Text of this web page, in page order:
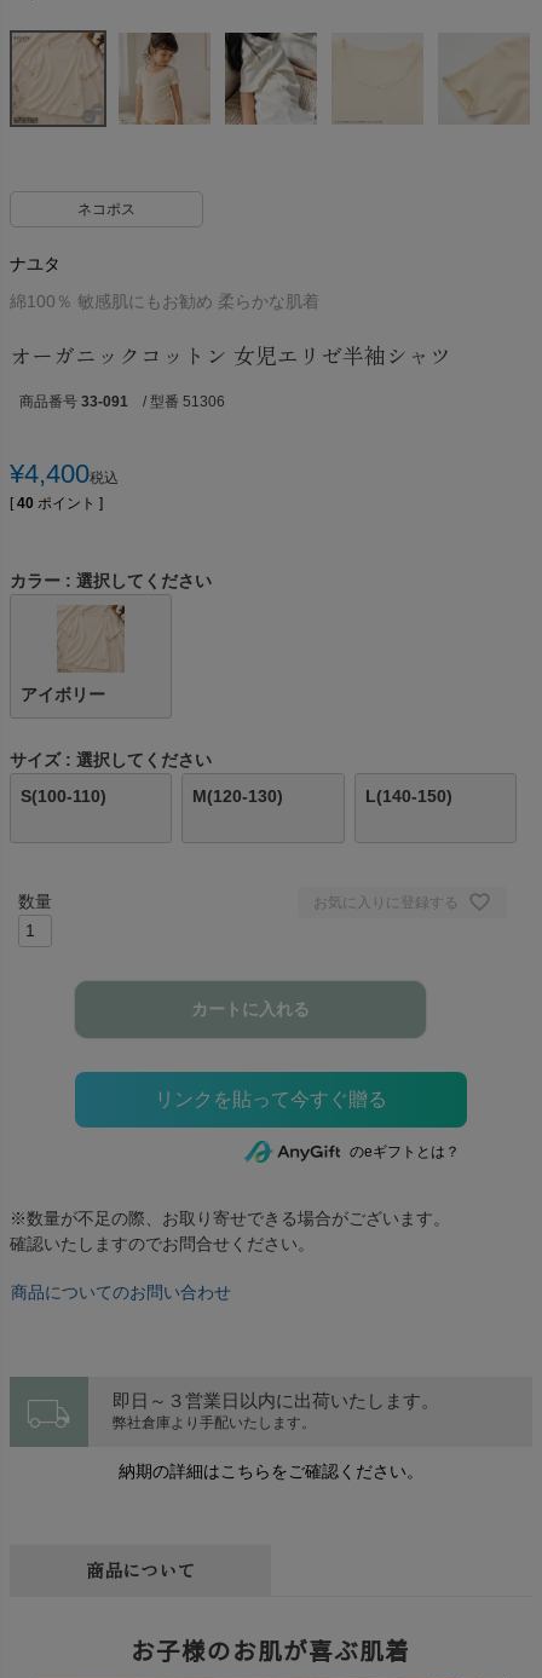
ネコポス
ナユタ
綿100％ 敏感肌にもお勧め 柔らかな肌着
オーガニックコットン 女児エリゼ半袖シャツ
商品番号 33-091 / 型番 51306
¥4,400税込
[ 40 ポイント ]
カラー 選択してください
アイボリー
サイズ
選択してください
S(100-110)
M(120-130) L(140-150)
お気に入りに登録する
カートに入れる
のeギフトとは？
※数量が不足の際、お取り寄せできる場合がございます。
確認いたしますのでお問合せください。
商品についてのお問い合わせ
local_shipping 即日～３営業日以内に出荷いたします。
弊社倉庫より手配いたします。
納期の詳細はこちらをご確認ください。
商品について
お子様のお肌が喜ぶ肌着